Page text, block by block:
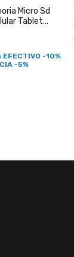
Micro Sd
Tablet
EFECTIVO -10%
-5%